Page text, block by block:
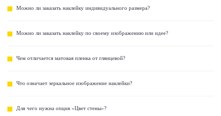
Можно ли заказать наклейку индивидуального размера?
Можно ли заказать наклейку по своему изображению или идее?
Чем отличается матовая пленка от глянцевой?
Что означает зеркальное изображение наклейки?
Для чего нужна опция «Цвет стены»?